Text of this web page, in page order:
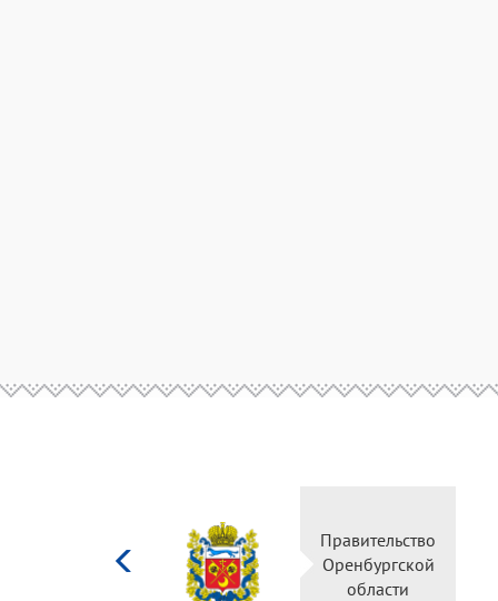
Правительство
Оренбургской
области